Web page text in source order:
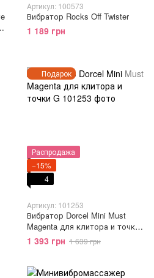
Артикул: 100573
Вибратор Rocks Off Twister
1 189 грн
Подарок
Распродажа
−15%
4
Артикул: 101253
Вибратор Dorcel Mini Must
Magenta для клитора и точки
G
1 393 грн 1 639 грн